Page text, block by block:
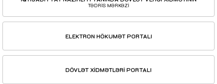
TƏDRİS MƏRKƏZİ
ELEKTRON HÖKUMƏT PORTALI
DÖVLƏT XİDMƏTLƏRİ PORTALI